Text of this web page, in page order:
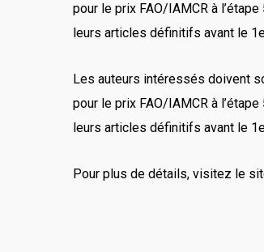
pour le prix FAO/IAMCR à
leurs articles définitifs avant le
Les auteurs intéressés doivent
pour le prix FAO/IAMCR à
leurs articles définitifs avant le
Pour plus de détails, visitez le